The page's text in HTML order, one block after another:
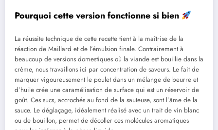
Pourquoi cette version fonctionne si bien
La réussite technique de cette recette tient à la maîtrise de la
réaction de Maillard et de l’émulsion finale. Contrairement à
beaucoup de versions domestiques où la viande est bouillie dans la
crème, nous travaillons ici par concentration de saveurs. Le fait de
marquer vigoureusement le poulet dans un mélange de beurre et
d’huile crée une caramélisation de surface qui est un réservoir de
goût. Ces sucs, accrochés au fond de la sauteuse, sont l’âme de la
sauce. Le déglaçage, idéalement réalisé avec un trait de vin blanc
ou de bouillon, permet de décoller ces molécules aromatiques